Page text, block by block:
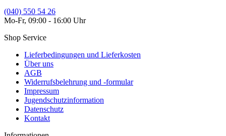
(040) 550 54 26
Mo-Fr, 09:00 - 16:00 Uhr
Shop Service
Lieferbedingungen und Lieferkosten
Über uns
AGB
Widerrufsbelehrung und -formular
Impressum
Jugendschutzinformation
Datenschutz
Kontakt